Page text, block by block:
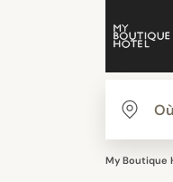
My Boutique